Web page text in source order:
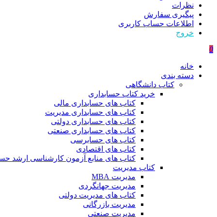
نظرات
پیگیری سفارش
اطلاعات حساب كاربری
خروج
0
خانه
دسته بندی
کتاب دانشگاهی
خرید کتاب حسابداری
کتاب های حسابداری مالی
کتاب های حسابداری مدیریت
کتاب های حسابداری دولتی
کتاب های حسابداری صنعتی
کتاب های حسابرسی
کتاب های اقتصادی
کتاب های منابع آزمون کارشناسی ارشد
کتاب مدیریت
مدیریت MBA
مدیریت جهانگردی
کتاب های مدیریت دولتی
مدیریت بازرگانی
مدیریت صنعتی